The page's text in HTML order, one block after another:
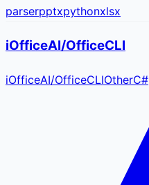
parserpptxpythonxlsx
iOfficeAI/OfficeCLI
iOfficeAI/OfficeCLIOtherC#